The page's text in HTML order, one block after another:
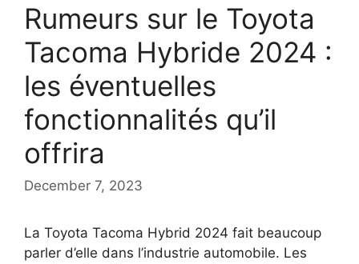
Rumeurs sur le Toyota
Tacoma Hybride 2024 :
les éventuelles
fonctionnalités qu’il
offrira
December 7, 2023
La Toyota Tacoma Hybrid 2024 fait beaucoup
parler d’elle dans l’industrie automobile. Les